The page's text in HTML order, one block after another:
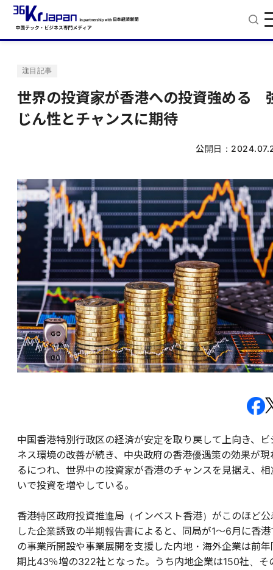
注目記事
世界の投資家が香港への投資強める
じん性とチャンスに期待
公開日：
中国香港特別行政区の経済が安定を取り戻して上向き、ビ
ネス環境の改善が続き、中央政府の香港優遇策の効果が現
るにつれ、世界中の投資家が香港のチャンスを見据え、相
いで投資を増やしている。
香港特区政府投資推進局（インベスト香港）がこのほど公
した企業誘致の半期報告書によると、同局が1～6月に香港
の事業所開設や事業展開を支援した内地・海外企業は前年
期比43％増の322社となった。うち内地企業は150社、そ